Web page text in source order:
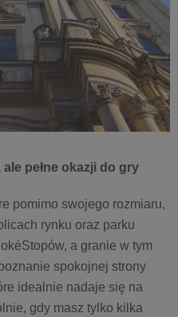
pełne okazji do gry
pomimo swojego rozmiaru,
rynku oraz parku
a granie w tym
spokojnej strony
idealnie nadaje się na
gdy masz tylko kilka